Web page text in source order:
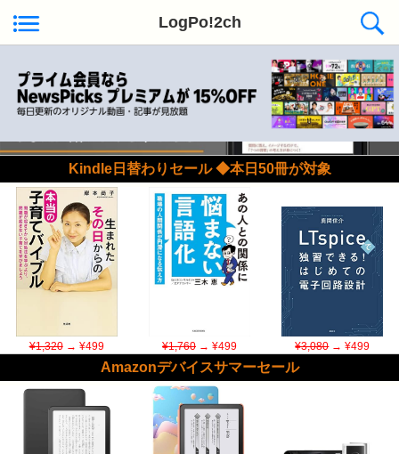
LogPo!2ch
Kindle日替わりセール ◆本日50冊が対象
¥1,320→ ¥499 ¥1,760→ ¥499 ¥3,080→ ¥499
Amazonデバイスサマーセール